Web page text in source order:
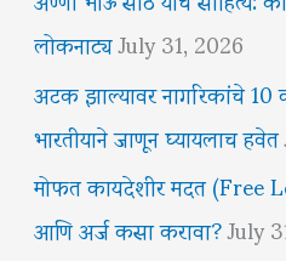
लोकनाट्यJuly 31, 2026
अटक झाल्यावर नागरिकांचे
भारतीयाने जाणून घ्यायलाच हवेत
मोफत कायदेशीर मदत (Free
आणि अर्ज कसा करावा?July